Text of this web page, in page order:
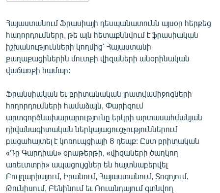
ՊԱՏԵՐԱԶՄԻ 6 ՇԱԲԱԹՆԵՐԸ
ՏԱՐԱԾԱՇՐՋԱՆ
ՄԻՋԱԶԳԱՅԻՆ
ՍՊՈՐՏ
ՄԵԿՆԱԲԱՆՈՒԹՅՈՒՆ
ՏՏ ԵՒ ԻՆՏԵՐՆԵՏ
ԿՈՐՈՆԱՎԻՐՈՒՍ
ԱՐԽԻՎ
ՏԵՍԱՆՅՈՒԹԵՐ
Հայաստանում Ֆրասիայի դեսպանատունն այսօր հերքեց
հաղորդումները, թե այն հետաքննվում է ֆրասիական
իշխանությունների կողմից՝ Հայաստանի
քաղաքացիներին մուտքի վիզաների անօրինական
վաճառքի համար:
Ֆրանսիական եւ բրիտանական լրատվամիջոցների
հողորդումների համաձայն, Փարիզում
արտգործնախարարությունը երկրի արտասահմանյան
դիվանագիտական ներկայացուցչություններում
բացահայտել է կոռուպցիայի 8 դեպք: Ըստ բրիտական
«Դը Գարդիան» օրաթերթի, «վիզաների ծաղկող
առեւտտրի» ապացույցներ են հայտնաբերվել
Բուլղարիայում, Իրանում, Հայաստանում, Տոգոյում,
Թունիսում, Բենինում եւ Ռուանդայում գտնվող